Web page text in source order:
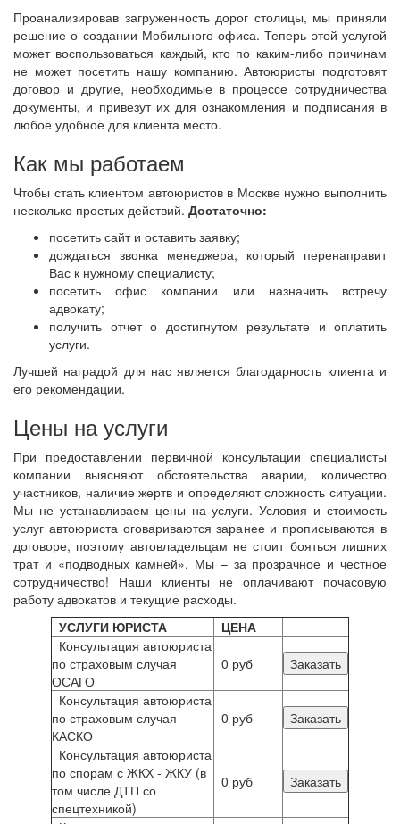
Проанализировав загруженность дорог столицы, мы приняли
решение о создании Мобильного офиса. Теперь этой услугой
может воспользоваться каждый, кто по каким-либо причинам
не может посетить нашу компанию. Автоюристы подготовят
договор и другие, необходимые в процессе сотрудничества
документы, и привезут их для ознакомления и подписания в
любое удобное для клиента место.
Как мы работаем
Чтобы стать клиентом автоюристов в Москве нужно выполнить
несколько простых действий. Достаточно:
посетить сайт и оставить заявку;
дождаться звонка менеджера, который перенаправит
Вас к нужному специалисту;
посетить офис компании или назначить встречу
адвокату;
получить отчет о достигнутом результате и оплатить
услуги.
Лучшей наградой для нас является благодарность клиента и
его рекомендации.
Цены на услуги
При предоставлении первичной консультации специалисты
компании выясняют обстоятельства аварии, количество
участников, наличие жертв и определяют сложность ситуации.
Мы не устанавливаем цены на услуги. Условия и стоимость
услуг автоюриста оговариваются заранее и прописываются в
договоре, поэтому автовладельцам не стоит бояться лишних
трат и «подводных камней». Мы – за прозрачное и честное
сотрудничество! Наши клиенты не оплачивают почасовую
работу адвокатов и текущие расходы.
УСЛУГИ ЮРИСТА
ЦЕНА
Консультация автоюриста
по страховым случая
ОСАГО
0 руб Заказать
Консультация автоюриста
по страховым случая
КАСКО
0 руб Заказать
Консультация автоюриста
по спорам с ЖКХ - ЖКУ (в
том числе ДТП со
спецтехникой)
0 руб Заказать